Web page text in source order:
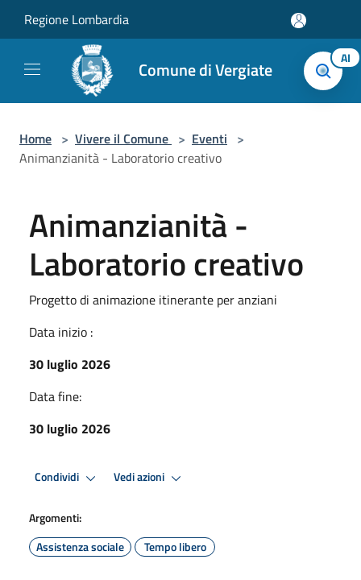
Regione Lombardia
Comune di Vergiate AI
Home > Vivere il Comune > Eventi >
Animanzianità - Laboratorio creativo
Animanzianità -
Laboratorio creativo
Progetto di animazione itinerante per anziani
Data inizio :
30 luglio 2026
Data fine:
30 luglio 2026
Condividi Vedi azioni
Argomenti:
Assistenza sociale
Tempo libero